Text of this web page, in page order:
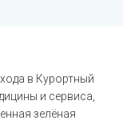
в Курортный
и сервиса,
зелёная